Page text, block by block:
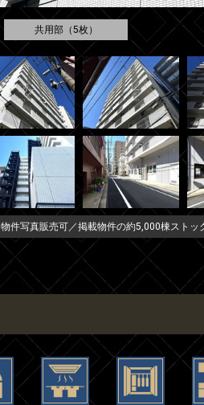
共用部（5枚）
物件写真販売可／掲載物件の約5,000棟ストッ